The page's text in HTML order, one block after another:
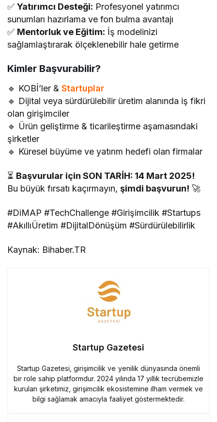
✅Yatırımcı Desteği: Profesyonel yatırımcı
sunumları hazırlama ve fon bulma avantajı
✅ Mentorluk ve Eğitim: İş modelinizi
sağlamlaştırarak ölçeklenebilir hale getirme
Kimler Başvurabilir?
🔹 KOBİ’ler &Startuplar
🔹 Dijital veya sürdürülebilir üretim alanında iş fikri
olan girişimciler
🔹 Ürün geliştirme & ticarileştirme aşamasındaki
şirketler
🔹 Küresel büyüme ve yatırım hedefi olan firmalar
⏳ Başvurular için SON TARİH: 14 Mart 2025!
Bu büyük fırsatı kaçırmayın,şimdi başvurun! 🚀
#DiMAP #TechChallenge #Girişimcilik #Startups
#AkıllıÜretim #DijitalDönüşüm #Sürdürülebilirlik
Kaynak: Bihaber.TR
Startup Gazetesi
Startup Gazetesi, girişimcilik ve yenilik dünyasında önemli
bir role sahip platformdur. 2024 yılında 17 yıllık tecrübemizle
kurulan şirketimiz, girişimcilik ekosistemine ilham vermek ve
bilgi sağlamak amacıyla faaliyet göstermektedir.